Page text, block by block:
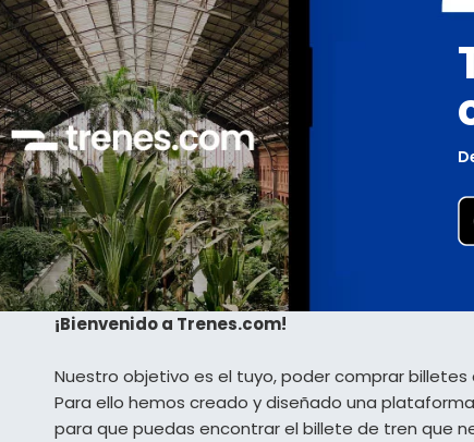
¡Bienvenido a Trenes.com!
Nuestro objetivo es el tuyo, poder comprar
Para ello hemos creado y diseñado una
para que puedas encontrar el billete de tren que